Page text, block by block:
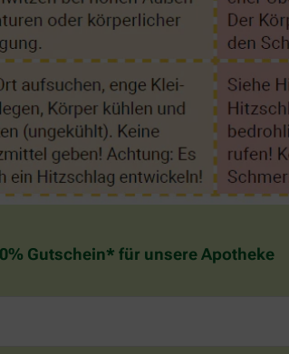
Gutschein* für unsere Apotheke